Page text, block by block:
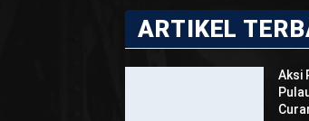
ARTIKEL
Aksi